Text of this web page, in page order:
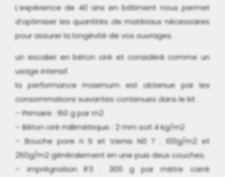
L’expérience de 40 ans en bâtiment nous permet
d’optimiser les quantités de matériaux nécessaires
pour assurer la longévité de vos ouvrages.
un escalier en béton ciré et considéré comme un
usage intensif.
la performance maximum est obtenue par les
consommations suivantes contenues dans le kit :
– Primaire : 150 g par m2
– Béton ciré millimétrique : 2 mm soit 4 kg/m2
– Bouche pore n 5 et Vernis N0 7 : 100g/m2 et
250g/m2 généralement en une puis deux couches.
– imprégnation IF3 : 300 g par mètre carré